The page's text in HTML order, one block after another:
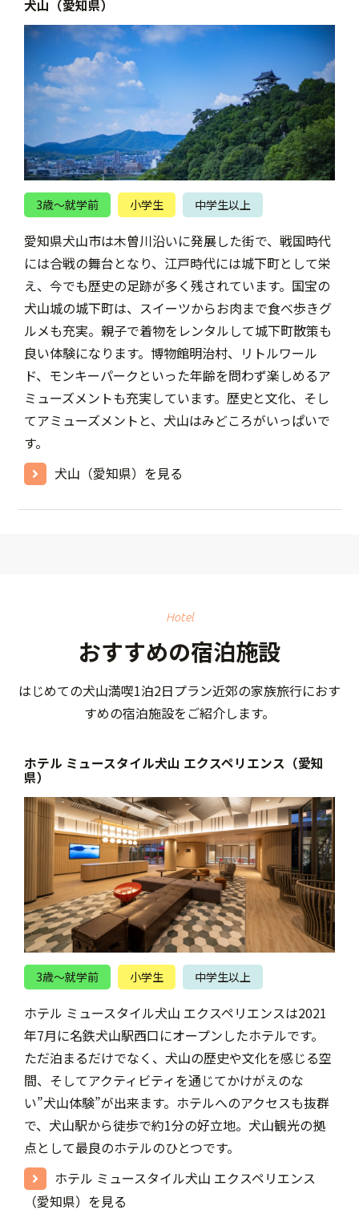
犬山（愛知県）
3歳〜就学前 小学生 中学生以上
愛知県犬山市は木曽川沿いに発展した街で、戦国時代
には合戦の舞台となり、江戸時代には城下町として栄
え、今でも歴史の足跡が多く残されています。国宝の
犬山城の城下町は、スイーツからお肉まで食べ歩きグ
ルメも充実。親子で着物をレンタルして城下町散策も
良い体験になります。博物館明治村、リトルワール
ド、モンキーパークといった年齢を問わず楽しめるア
ミューズメントも充実しています。歴史と文化、そし
てアミューズメントと、犬山はみどころがいっぱいで
す。
犬山（愛知県）を見る
Hotel
おすすめの宿泊施設
はじめての犬山満喫1泊2日プラン近郊の家族旅行におす
すめの宿泊施設をご紹介します。
ホテル ミュースタイル犬山 エクスペリエンス（愛知
県）
3歳〜就学前 小学生 中学生以上
ホテル ミュースタイル犬山 エクスペリエンスは2021
年7月に名鉄犬山駅西口にオープンしたホテルです。
ただ泊まるだけでなく、犬山の歴史や文化を感じる空
間、そしてアクティビティを通じてかけがえのな
い”犬山体験”が出来ます。ホテルへのアクセスも抜群
で、犬山駅から徒歩で約1分の好立地。犬山観光の拠
点として最良のホテルのひとつです。
ホテル ミュースタイル犬山 エクスペリエンス
（愛知県）を見る